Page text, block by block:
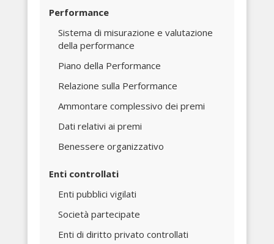
Performance
Sistema di misurazione e valutazione
della performance
Piano della Performance
Relazione sulla Performance
Ammontare complessivo dei premi
Dati relativi ai premi
Benessere organizzativo
Enti controllati
Enti pubblici vigilati
Società partecipate
Enti di diritto privato controllati